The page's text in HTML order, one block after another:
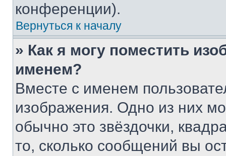
конференции).
Вернуться к началу
» Как я могу поместить
именем?
Вместе с именем
изображения. Одно из них
обычно это звёздочки,
то, сколько сообщений вы